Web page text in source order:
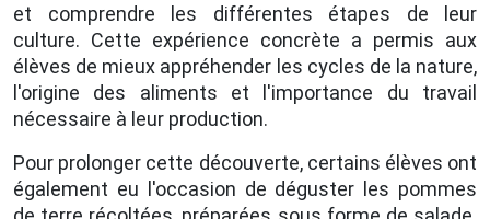
et comprendre les différentes étapes de leur
culture. Cette expérience concrète a permis aux
élèves de mieux appréhender les cycles de la nature,
l'origine des aliments et l'importance du travail
nécessaire à leur production.
Pour prolonger cette découverte, certains élèves ont
également eu l'occasion de déguster les pommes